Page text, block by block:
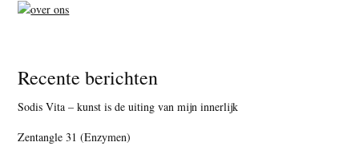
Recente berichten
Sodis Vita – kunst is de uiting van mijn innerlijk
Zentangle 31 (Enzymen)